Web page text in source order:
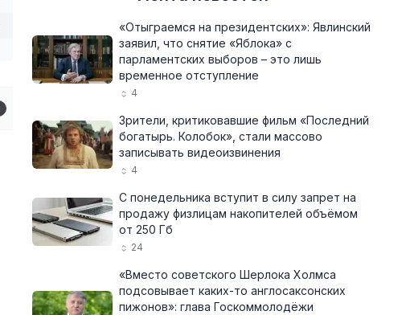
«Отыграемся на президентских»: Явлинский
заявил, что снятие «Яблока» с
парламентских выборов – это лишь
временное отступление
4
Зрители, критиковавшие фильм «Последний
богатырь. Колобок», стали массово
записывать видеоизвинения
4
С понедельника вступит в силу запрет на
продажу физлицам накопителей объёмом
от 250 Гб
24
«Вместо советского Шерлока Холмса
подсовывает каких-то англосаксонских
пижонов»: глава Госкоммолодёжи